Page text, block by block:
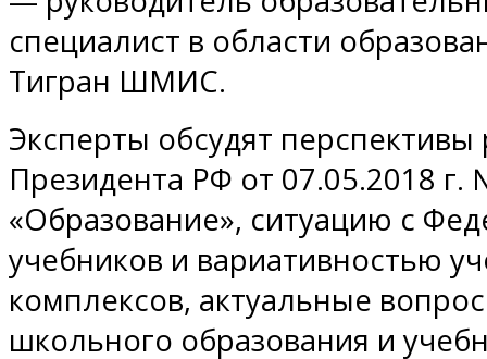
специалист в области
Тигран ШМИС.
Эксперты обсудят перспективы
Президента РФ от 07.05.2018
«Образование», ситуацию с
учебников и вариативностью
комплексов, актуальные
школьного образования и